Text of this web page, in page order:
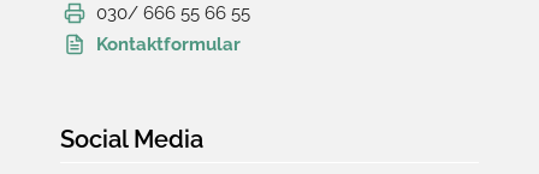
030/ 666 55 66 55
Kontaktformular
Social Media